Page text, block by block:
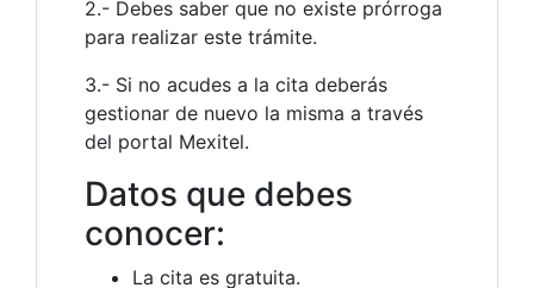
2.- Debes saber que no existe prórroga
para realizar este trámite.
3.- Si no acudes a la cita deberás
gestionar de nuevo la misma a través
del portal Mexitel.
Datos que debes
conocer:
La cita es gratuita.